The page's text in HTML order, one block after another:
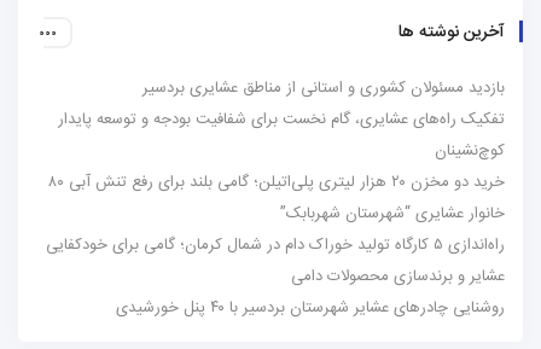
آخرین نوشته ها
بازدید مسئولان کشوری و استانی از مناطق عشایری بردسیر
تفکیک راه‌های عشایری، گام نخست برای شفافیت بودجه و توسعه پایدار
کوچ‌نشینان
خرید دو مخزن ۲۰ هزار لیتری پلی‌اتیلن؛ گامی بلند برای رفع تنش آبی ۸۰
خانوار عشایری “شهرستان شهربابک”
راه‌اندازی ۵ کارگاه تولید خوراک دام در شمال کرمان؛ گامی برای خودکفایی
عشایر و برندسازی محصولات دامی
روشنایی چادرهای عشایر شهرستان بردسیر با ۴۰ پنل خورشیدی